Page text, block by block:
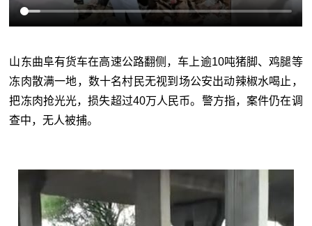
山东曲阜有货车在高速公路翻侧，车上逾10吨猪脚、鸡腿等
冻肉散满一地，数十名村民无视到场公安出动辣椒水喝止，
把冻肉抢光光，损失超过40万人民币。警方指，案件仍在调
查中，无人被捕。